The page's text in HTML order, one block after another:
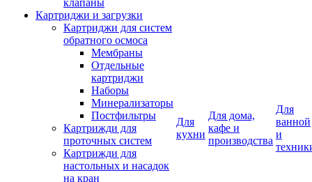
клапаны
Картриджи и загрузки
Картриджи для систем
обратного осмоса
Мембраны
Отдельные
картриджи
Наборы
Минерализаторы
Постфильтры
Картрижди для
проточных систем
Картрижди для
настольных и насадок
на кран
Для
кухни
Для дома,
кафе и
производства
Для
ванной
и